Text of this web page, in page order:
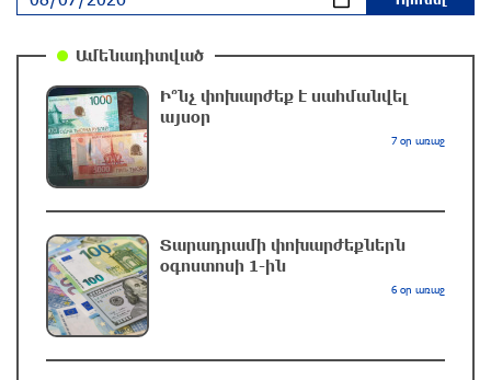
Իրանը և Օմանը պլանավորում են փոխել
կառուցվածքը
3 ժամ առաջ
8-ամյա Մոնթե Մուրադյանն ու Սյունե
Քոսակյանը հաղթահարել են Արարատի
գագաթը
Վթար Լոռու մարզում․ փրկարարները
վարորդին դուրս են բերել արգելափակումից
Ամենադիտված
Ի՞նչ փոխարժեք է սահմանվել
այսօր
7 օր առաջ
Տարադրամի փոխարժեքներն
օգոստոսի 1-ին
6 օր առաջ